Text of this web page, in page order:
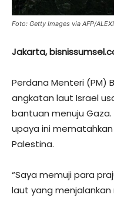
Foto: Getty Images via AFP/
Jakarta,
Perdana Menteri (PM)
angkatan laut Israel
bantuan menuju
upaya ini
Palestina.
“Saya memuji para
laut yang menjalankan